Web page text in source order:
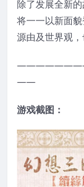
除了发展全新
将一一以新面
源由及世界观，
——
游戏截图：